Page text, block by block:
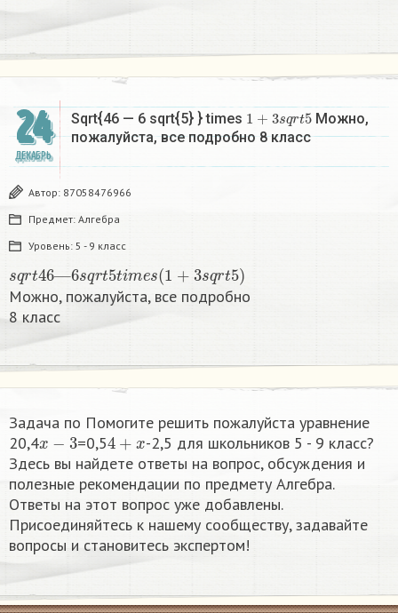
24
ДЕКАБРЬ
Sqrt{46 — 6 sqrt{5} } times 1+3sqrt5 Можно,
пожалуйста, все подробно 8 класс​
Автор: 87058476966
Предмет: Алгебра
Уровень: 5 - 9 класс
t 46 6 t5t im 1+ q )
Можно, пожалуйста, все подробно
8 класс​
Задача по Помогите решить пожалуйста уравнение
20,4x−3 =0,54+x
-2,5 для школьников 5 - 9 класс?
Здесь вы найдете ответы на вопрос, обсуждения и
полезные рекомендации по предмету Алгебра.
Ответы на этот вопрос уже добавлены.
Присоединяйтесь к нашему сообществу, задавайте
вопросы и становитесь экспертом!